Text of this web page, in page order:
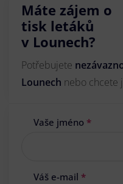
Máte zájem o
tisk letáků
v Lounech?
Potřebujete
Lounech nebo chcete
Vaše jméno *
Váš e-mail *